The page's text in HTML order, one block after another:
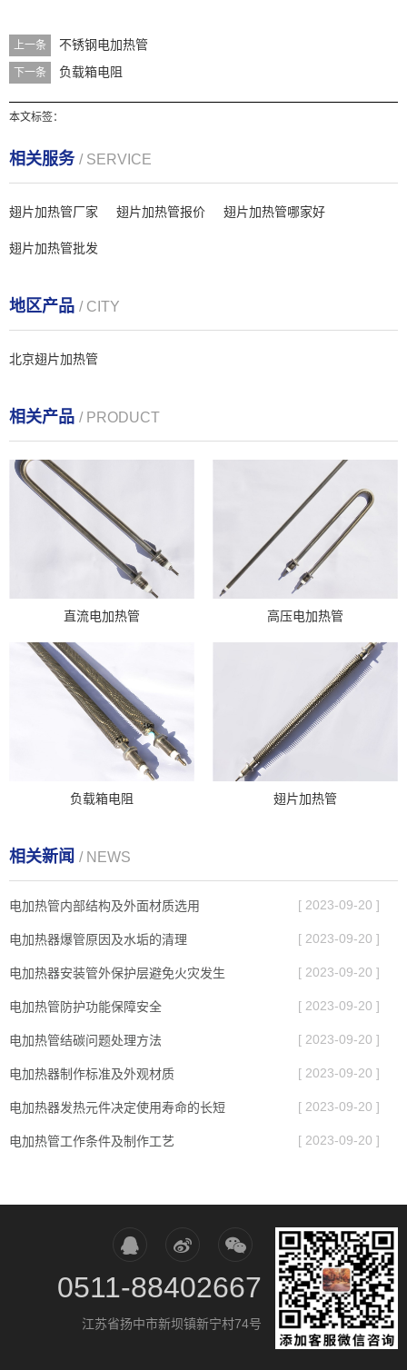
上一条 不锈钢电加热管
下一条 负载箱电阻
本文标签：
相关服务 / SERVICE
翅片加热管厂家 翅片加热管报价 翅片加热管哪家好
翅片加热管批发
地区产品 / CITY
北京翅片加热管
相关产品 / PRODUCT
直流电加热管 高压电加热管
负载箱电阻 翅片加热管
相关新闻 / NEWS
电加热管内部结构及外面材质选用 [ 2023-09-20 ]
电加热器爆管原因及水垢的清理 [ 2023-09-20 ]
电加热器安装管外保护层避免火灾发生 [ 2023-09-20 ]
电加热管防护功能保障安全 [ 2023-09-20 ]
电加热管结碳问题处理方法 [ 2023-09-20 ]
电加热器制作标准及外观材质 [ 2023-09-20 ]
电加热器发热元件决定使用寿命的长短 [ 2023-09-20 ]
电加热管工作条件及制作工艺 [ 2023-09-20 ]
0511-88402667
江苏省扬中市新坝镇新宁村74号